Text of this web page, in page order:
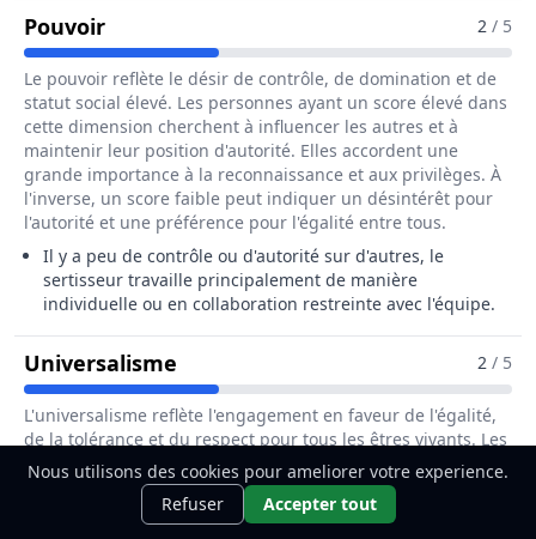
PouvoirPour Le Métier De Sertisseur / 2 / 5
Le pouvoir reflète le désir de contrôle, de domination et de
statut social élevé. Les personnes ayant un score élevé dans
cette dimension cherchent à influencer les autres et à
maintenir leur position d'autorité. Elles accordent une
grande importance à la reconnaissance et aux privilèges. À
l'inverse, un score faible peut indiquer un désintérêt pour
l'autorité et une préférence pour l'égalité entre tous.
Il y a peu de contrôle ou d'autorité sur d'autres, le
sertisseur travaille principalement de manière
individuelle ou en collaboration restreinte avec l'équipe.
Universalisme Pour Le Métier De Sertisseur /
2 / 5
L'universalisme reflète l'engagement en faveur de l'égalité,
de la tolérance et du respect pour tous les êtres vivants. Les
individus ayant un score élevé dans cette dimension sont
préoccupés par le bien-être de l'humanité et de
l'environnement. Ils prônent l'ouverture d'esprit et la justice
Ce métier t'intéresse ?Découvre
comment le devenir.
Nous utilisons des cookies pour ameliorer votre experience.
Refuser
Accepter tout